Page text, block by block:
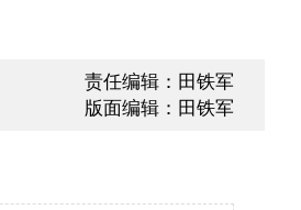
责任编辑：田铁军
版面编辑：田铁军